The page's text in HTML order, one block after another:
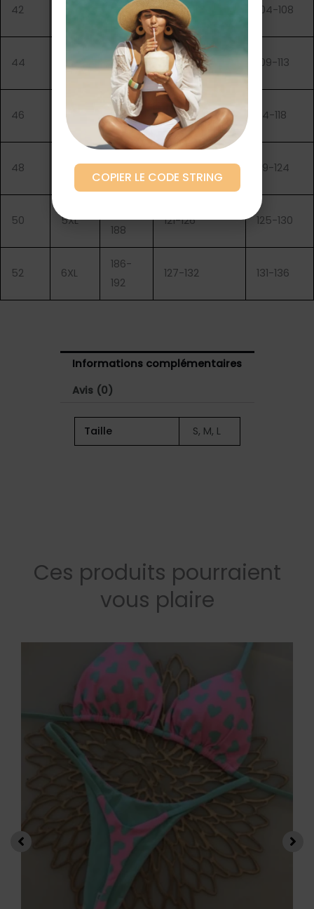
42
172
98-103 104-108
44 XXL
170-
176
104-108 109-113
46 XXXL
174-
180
109-114 114-118
48 4XL
184
115-120 119-124
50 5XL
188
121-126 125-130
52 6XL
186-
192
127-132 131-136
Informations complémentaires
Avis (0)
Taille S, M, L
Ces produits pourraient
vous plaire
produit
plusieurs
variations.
Les
options
peuvent
être
COPIER LE CODE STRING